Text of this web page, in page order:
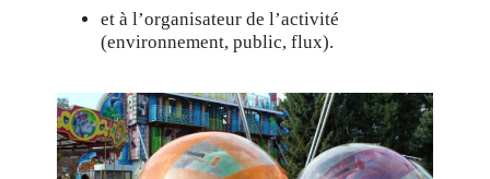
et à l’organisateur de l’activité
(environnement, public, flux).